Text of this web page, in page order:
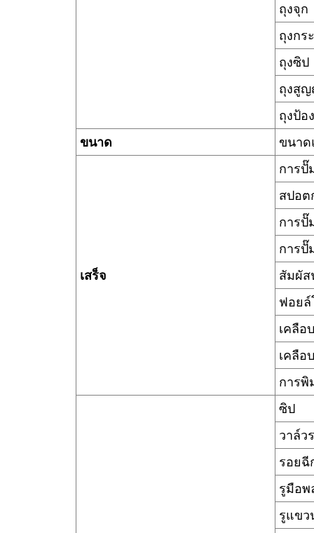
ถุงจุก
ถุงกร
ถุงซิป
ถุงสู
ถุงป้อ
ขนาด
ขนาด
เสร็จ
การปั๊
สปอต
การปั๊
การปั๊
สัมผัส
ฟอยล์
เคลือ
เคลือ
การพิ
ซิป
วาล์ว
รอยฉี
รูมือพ
รูแขว